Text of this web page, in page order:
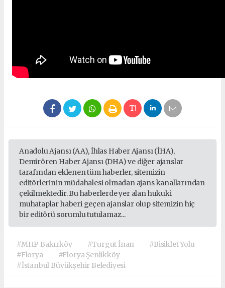
Anadolu Ajansı (AA), İhlas Haber Ajansı (İHA),
Demirören Haber Ajansı (DHA) ve diğer ajanslar
tarafından eklenen tüm haberler, sitemizin
editörlerinin müdahalesi olmadan ajans kanallarından
çekilmektedir. Bu haberlerde yer alan hukuki
muhataplar haberi geçen ajanslar olup sitemizin hiç
bir editörü sorumlu tutulamaz...
#MHP Bakırköy #Turgut İnan
#Bisiklet Yolu
#Florya
#Florya Şenlikköy
#İstanbul Büyükşehir Belediyesi